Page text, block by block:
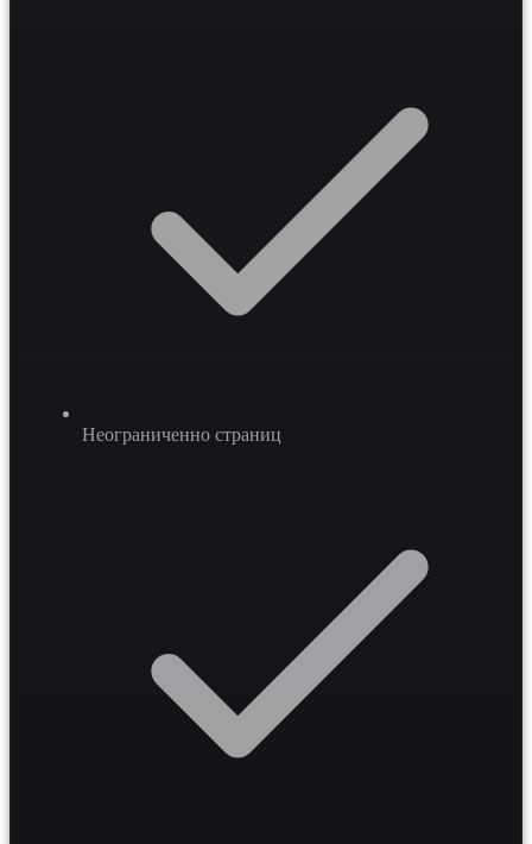
Неограниченно страниц